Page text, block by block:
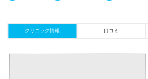
クリニック情報 口コミ